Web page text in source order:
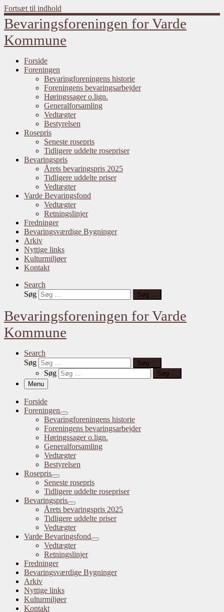
Fortsæt til indhold
Bevaringsforeningen for Varde
Kommune
Forside
Foreningen
Bevaringforeningens historie
Foreningens bevaringsarbejder
Høringssager o.lign.
Generalforsamling
Vedtægter
Bestyrelsen
Rosepris
Seneste rosepris
Tidligere uddelte rosepriser
Bevaringspris
Årets bevaringspris 2025
Tidligere uddelte priser
Vedtægter
Varde Bevaringsfond
Vedtægter
Retningslinjer
Fredninger
Bevaringsværdige Bygninger
Arkiv
Nyttige links
Kulturmiljøer
Kontakt
Search
Søg
Søg …
Bevaringsforeningen for Varde
Kommune
Search
Søg
Søg …
Søg
Søg …
Menu
Forside
Foreningen
Bevaringforeningens historie
Foreningens bevaringsarbejder
Høringssager o.lign.
Generalforsamling
Vedtægter
Bestyrelsen
Rosepris
Seneste rosepris
Tidligere uddelte rosepriser
Bevaringspris
Årets bevaringspris 2025
Tidligere uddelte priser
Vedtægter
Varde Bevaringsfond
Vedtægter
Retningslinjer
Fredninger
Bevaringsværdige Bygninger
Arkiv
Nyttige links
Kulturmiljøer
Kontakt